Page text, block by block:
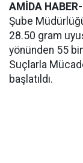
AMİDA HABER-
Şube
28.50 gram
yönünden 55
Suçlarla
başlatıldı.